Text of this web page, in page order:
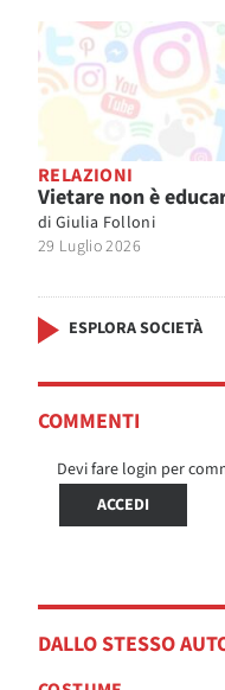
RELAZIONI
Vietare non è
di Giulia Folloni
29 Luglio 2026
ESPLORA SOCIETÀ
COMMENTI
Devi fare login per
ACCEDI
DALLO STESSO